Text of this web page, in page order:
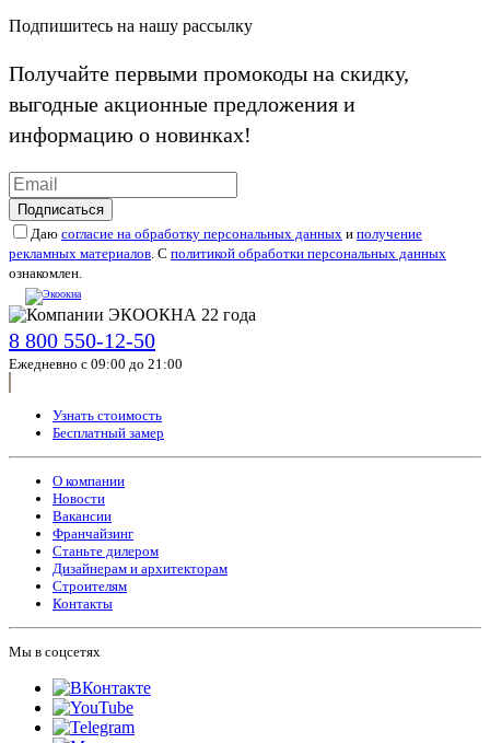
Подпишитесь на нашу рассылку
Получайте первыми промокоды на скидку,
выгодные акционные предложения и
информацию о новинках!
Подписаться
Даю согласие на обработку персональных данных и получение
рекламных материалов. С политикой обработки персональных данных
ознакомлен.
8 800 550-12-50
Ежедневно с 09:00 до 21:00
Узнать стоимость
Бесплатный замер
О компании
Новости
Вакансии
Франчайзинг
Станьте дилером
Дизайнерам и архитекторам
Строителям
Контакты
Мы в соцсетях